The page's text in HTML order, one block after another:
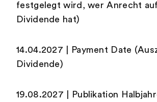
festgelegt wird, wer Anrecht
Dividende hat)
14.04.2027 | Payment Date
Dividende)
19.08.2027 | Publikation